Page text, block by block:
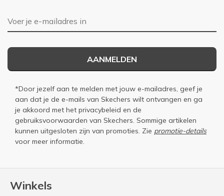
Winkels
E-mailadres
AANMELDEN
*Door jezelf aan te melden met jouw e-mailadres, geef je
aan dat je de e-mails van Skechers wilt ontvangen en ga
je akkoord met het privacybeleid en de
gebruiksvoorwaarden van Skechers. Sommige artikelen
kunnen uitgesloten zijn van promoties. Zie promotie-details
voor meer informatie.